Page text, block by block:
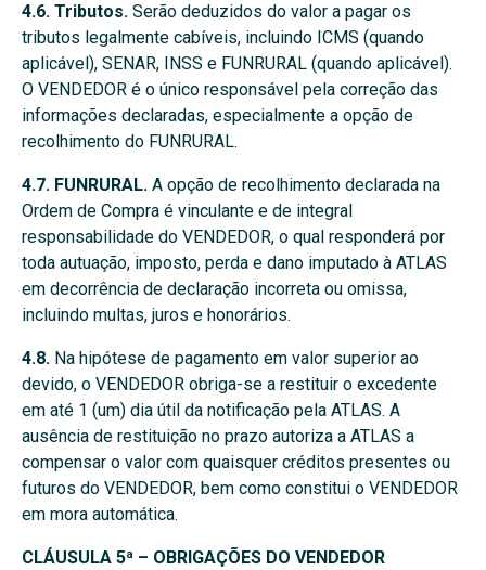
4.6. Tributos. Serão deduzidos do valor a pagar os
tributos legalmente cabíveis, incluindo ICMS (quando
aplicável), SENAR, INSS e FUNRURAL (quando aplicável).
O VENDEDOR é o único responsável pela correção das
informações declaradas, especialmente a opção de
recolhimento do FUNRURAL.
4.7. FUNRURAL. A opção de recolhimento declarada na
Ordem de Compra é vinculante e de integral
responsabilidade do VENDEDOR, o qual responderá por
toda autuação, imposto, perda e dano imputado à ATLAS
em decorrência de declaração incorreta ou omissa,
incluindo multas, juros e honorários.
4.8. Na hipótese de pagamento em valor superior ao
devido, o VENDEDOR obriga-se a restituir o excedente
em até 1 (um) dia útil da notificação pela ATLAS. A
ausência de restituição no prazo autoriza a ATLAS a
compensar o valor com quaisquer créditos presentes ou
futuros do VENDEDOR, bem como constitui o VENDEDOR
em mora automática.
CLÁUSULA 5ª – OBRIGAÇÕES DO VENDEDOR